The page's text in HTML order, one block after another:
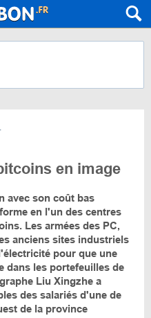
en image
avec son coût bas
en l'un des centres
Les armées des PC,
anciens sites industriels
pour que une
dans les portefeuilles de
Liu Xingzhe a
des salariés d'une de
de la province